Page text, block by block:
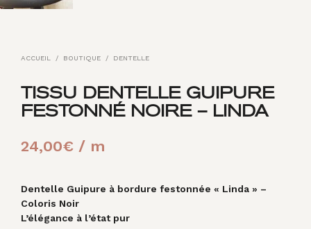
ACCUEIL / BOUTIQUE / DENTELLE
TISSU DENTELLE GUIPURE
FESTONNÉ NOIRE – LINDA
24,00€ / m
Dentelle Guipure à bordure festonnée « Linda » –
Coloris Noir
L’élégance à l’état pur